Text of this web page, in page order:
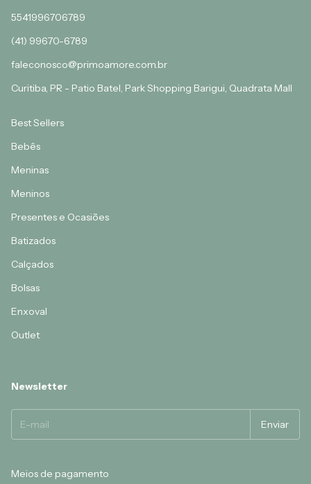
5541996706789
(41) 99670-6789
faleconosco@primoamore.com.br
Curitiba, PR - Patio Batel, Park Shopping Barigui, Quadrata Mall
Best Sellers
Bebês
Meninas
Meninos
Presentes e Ocasiões
Batizados
Calçados
Bolsas
Enxoval
Outlet
Newsletter
Meios de pagamento